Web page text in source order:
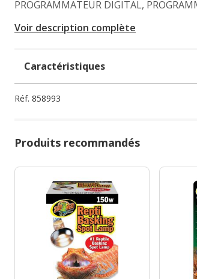
PROGRAMMATEUR DIGITAL,
Voir description complète
Caractéristiques
Réf. 858993
Produits recommandés